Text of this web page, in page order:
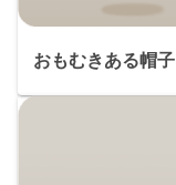
おもむきある帽子